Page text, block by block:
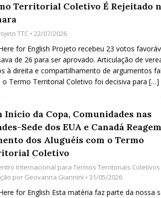
Territorial Coletivo É Rejeitado
TTC • 22/07/2026
for English Projeto recebeu 23 votos
de 26 para ser aprovado. Articulação de
à direita e compartilhamento de argumentos
o Termo Territorial Coletivo foi decisiva para […]
Início da Copa, Comunidades nas
Sede dos EUA e Canadá
dos Aluguéis com o Termo
Coletivo
Internacional para Termos Territoriais Coletivos
por Geovanna Giannini • 31/05/2026
for English Esta matéria faz parte da nossa